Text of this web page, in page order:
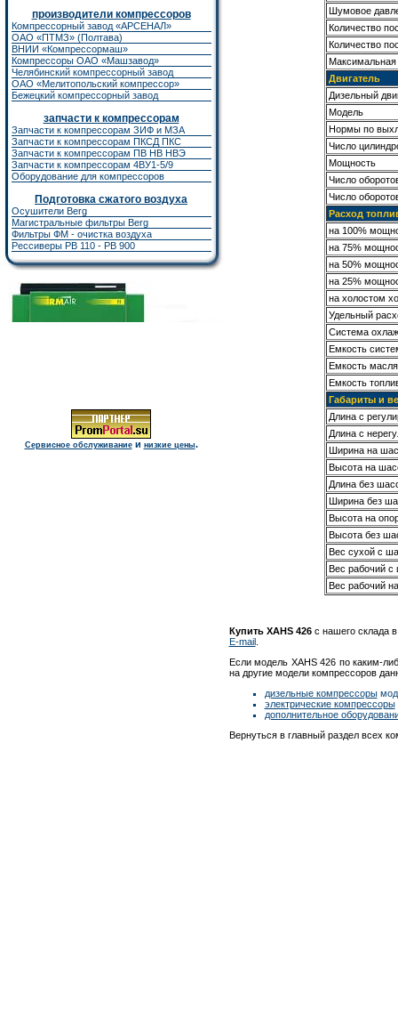
производители компрессоров
Компрессорный завод «АРСЕНАЛ»
ОАО «ПТМЗ» (Полтава)
ВНИИ «Компрессормаш»
Компрессоры ОАО «Машзавод»
Челябинский компрессорный завод
ОАО «Мелитопольский компрессор»
Бежецкий компрессорный завод
запчасти к компрессорам
Запчасти к компрессорам ЗИФи МЗА
Запчасти к компрессорам ПКСД ПКС
Запчасти к компрессорам ПВ НВ НВЭ
Запчасти к компрессорам 4ВУ1-5/9
Оборудование для компрессоров
Подготовка сжатого воздуха
Осушители Berg
Магистральные фильтры Berg
Фильтры ФМ - очистка воздуха
Рессиверы РВ 110 - РВ 900
Сервисное обслуживаниеи низкие цены.
Шумовое
Количество
Количество
Максимальная
Двигатель
Дизельный
Модель
Нормы по
Число
Мощность
Число
Число
Расход
на 100%
на 75%
на 50%
на 25%
на холостом
Удельный
Система
Емкость
Емкость
Емкость
Габариты и
Длина с
Длина с
Ширина на
Высота на
Длина без
Ширина без
Высота на
Высота без
Вес сухой с
Вес рабочий с
Вес рабочий
Купить XAHS 426с нашего склада
E-mail.
Если модель XAHS 426 по каким-
на другие модели компрессоров
дизельные компрессоры
электрические компрессоры
дополнительное
Вернуться в главный раздел всех